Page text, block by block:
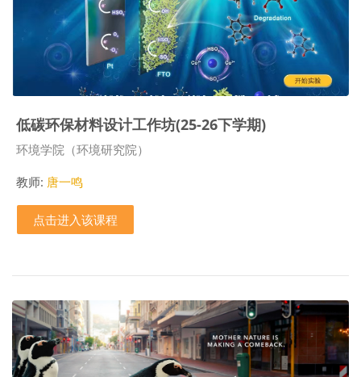
低碳环保材料设计工作坊(25-26下学期)
课程类别
环境学院（环境研究院）
教师: 唐一鸣
点击进入该课程